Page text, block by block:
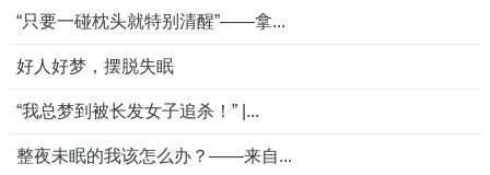
“只要一碰枕头就特别清醒”——拿...
好人好梦，摆脱失眠
“我总梦到被长发女子追杀！” |...
整夜未眠的我该怎么办？——来自...